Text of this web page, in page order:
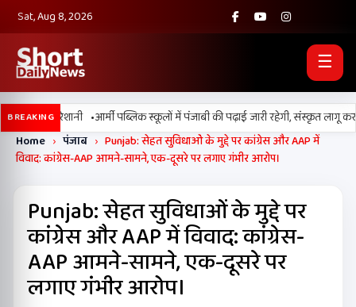
Sat, Aug 8, 2026
☰
BREAKING
परेशानी •आर्मी पब्लिक स्कूलों में पंजाबी की पढ़ाई जारी रहेगी, संस्कृत लागू करने
Home › पंजाब › Punjab: सेहत सुविधाओं के मुद्दे पर कांग्रेस और AAP में
विवाद: कांग्रेस-AAP आमने-सामने, एक-दूसरे पर लगाए गंभीर आरोप।
Punjab: सेहत सुविधाओं के मुद्दे पर
कांग्रेस और AAP में विवाद: कांग्रेस-
AAP आमने-सामने, एक-दूसरे पर
लगाए गंभीर आरोप।